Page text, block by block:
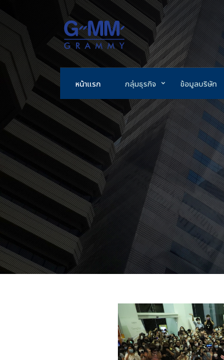
หน้าแรก กลุ่มธุรกิจ ข้อมูลบริษัท